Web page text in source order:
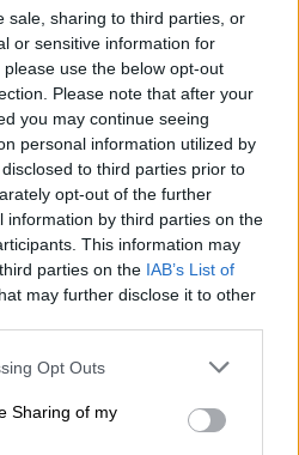
sale, sharing to third parties, or
or sensitive information for
use the below opt-out
Please note that after your
you may continue seeing
personal information utilized by
to third parties prior to
opt-out of the further
information by third parties on the
This information may
parties on the IAB’s List of
may further disclose it to other
Opt Outs
Sharing of my